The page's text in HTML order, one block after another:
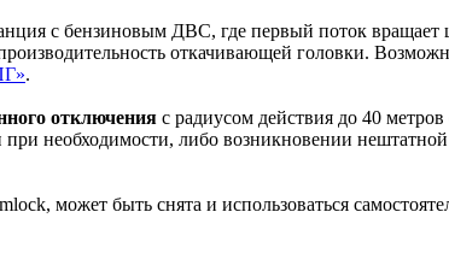
с бензиновым ДВС, где первый поток
откачивающей головки.
.
отключения с радиусом действия до 40
при необходимости, либо возникновении
может быть снята и использоваться